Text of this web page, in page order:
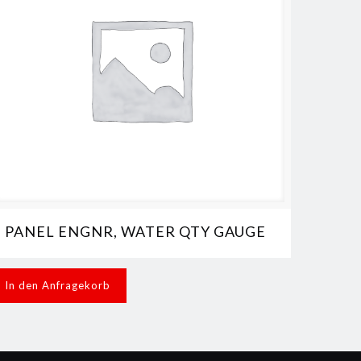
PANEL ENGNR, WATER QTY GAUGE
In den Anfragekorb